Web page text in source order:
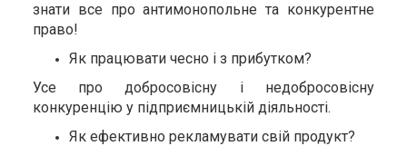
знати все про антимонопольне та конкурентне
право!
Як працювати чесно і з прибутком?
Усе про добросовісну і недобросовісну
конкуренцію у підприємницькій діяльності.
Як ефективно рекламувати свій продукт?